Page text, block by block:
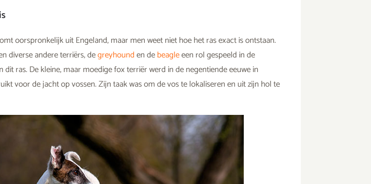
oorspronkelijk uit Engeland, maar men weet niet hoe het ras exact is ontstaan.
diverse andere terriërs, degreyhounden debeagleeen rol gespeeld in de
dit ras. De kleine, maar moedige fox terriër werd in de negentiende eeuwe in
voor de jacht op vossen. Zijn taak was om de vos te lokaliseren en uit zijn hol te